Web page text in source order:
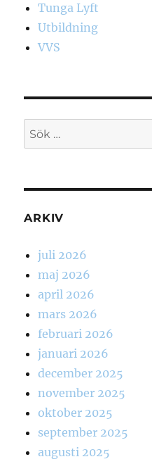
Tunga Lyft
Utbildning
VVS
Sök
efter:
ARKIV
juli 2026
maj 2026
april 2026
mars 2026
februari 2026
januari 2026
december 2025
november 2025
oktober 2025
september 2025
augusti 2025